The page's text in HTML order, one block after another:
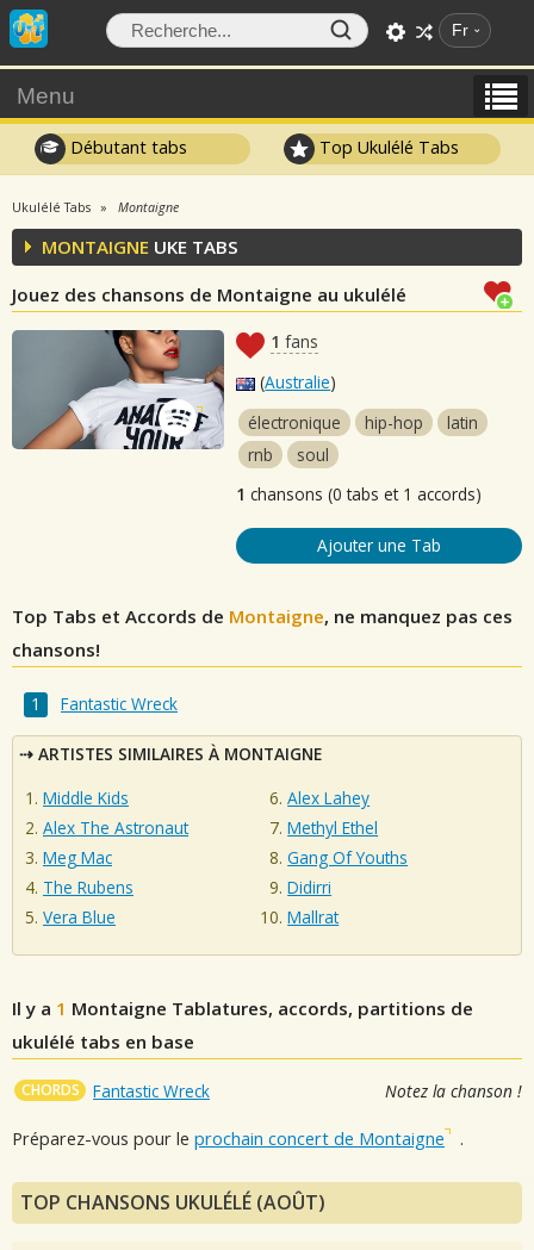
Fr
Menu
Débutant tabs Top Ukulélé Tabs
Ukulélé Tabs Montaigne
MONTAIGNE UKE TABS
Jouez des chansons de Montaigne au ukulélé
1 fans
(Australie)
électronique
hip-hop
latin
rnb
soul
1 chansons (0 tabs et 1 accords)
Ajouter une Tab
Top Tabs et Accords de Montaigne, ne manquez pas ces
chansons!
Fantastic Wreck
ARTISTES SIMILAIRES À MONTAIGNE
Middle Kids
Alex The Astronaut
Meg Mac
The Rubens
Vera Blue
Alex Lahey
Methyl Ethel
Gang Of Youths
Didirri
Mallrat
Il y a 1 Montaigne Tablatures, accords, partitions de
ukulélé tabs en base
CHORDS Fantastic Wreck Notez la chanson !
Préparez-vous pour le prochain concert de Montaigne .
TOP CHANSONS UKULÉLÉ (AOÛT)